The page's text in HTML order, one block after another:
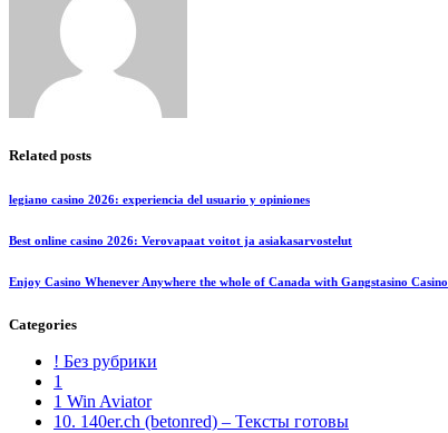
Related posts
legiano casino 2026: experiencia del usuario y opiniones
Best online casino 2026: Verovapaat voitot ja asiakasarvostelut
Enjoy Casino Whenever Anywhere the whole of Canada with Gangstasino Casino
Categories
! Без рубрики
1
1 Win Aviator
10. 140er.ch (betonred) – Тексты готовы